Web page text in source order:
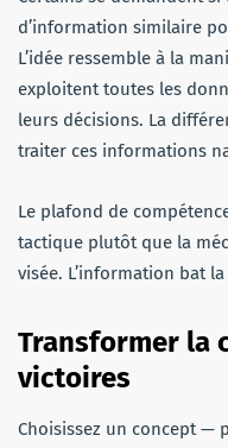
d’information similaire
L’idée ressemble à la
exploitent toutes les
leurs décisions. La
traiter ces informations
Le plafond de
tactique plutôt que la
visée. L’information bat
Transformer la
victoires
Choisissez un concept —